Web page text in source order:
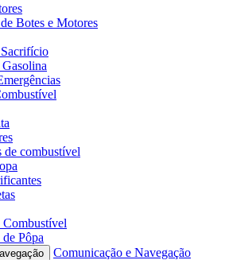
Botes e Motores
de combustível
Combustível
Pôpa
Comunicação e Navegação